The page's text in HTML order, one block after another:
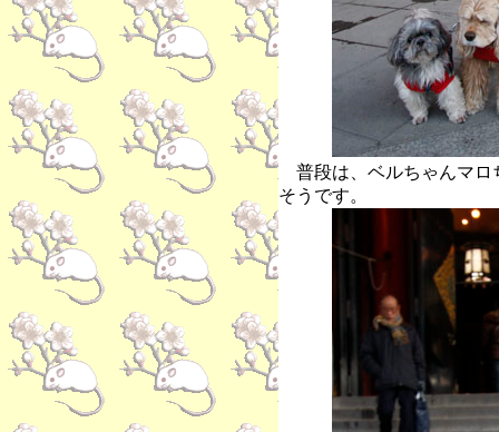
普段は、ベルちゃんマロ
そうです。